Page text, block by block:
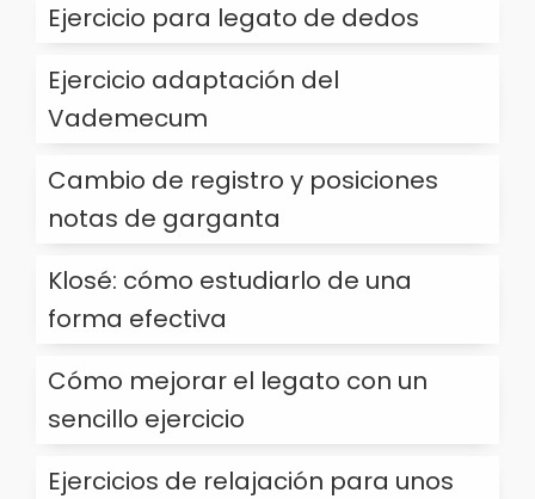
Ejercicio para legato de dedos
Ejercicio adaptación del
Vademecum
Cambio de registro y posiciones
notas de garganta
Klosé: cómo estudiarlo de una
forma efectiva
Cómo mejorar el legato con un
sencillo ejercicio
Ejercicios de relajación para unos